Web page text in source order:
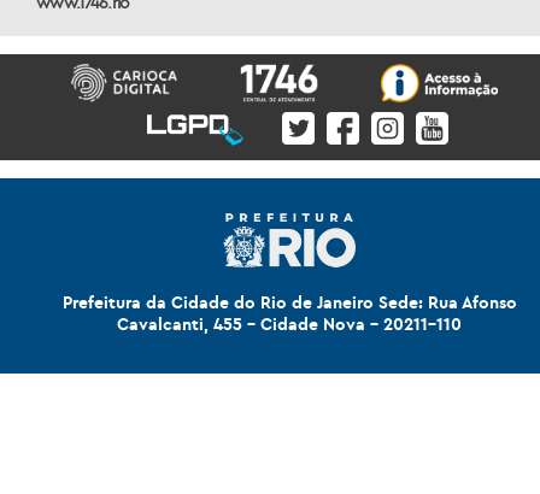
Prefeitura da Cidade do Rio de Janeiro Sede: Rua Afonso
Cavalcanti, 455 - Cidade Nova - 20211-110